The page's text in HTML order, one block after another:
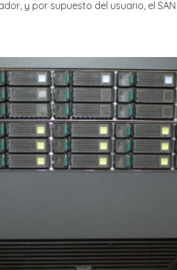
y por supuesto del usuario, el